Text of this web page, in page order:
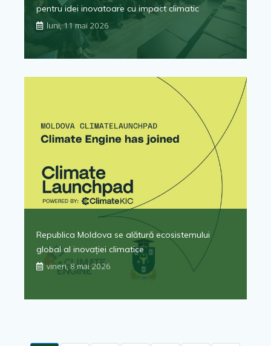
pentru idei inovatoare cu impact climatic
luni, 11 mai 2026
Republica Moldova se alătură ecosistemului
global al inovației climatice
vineri, 8 mai 2026